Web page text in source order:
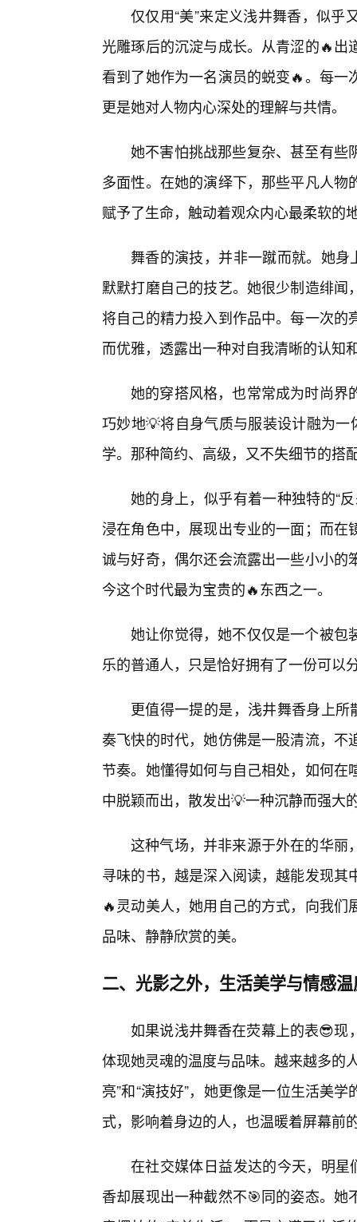
仅仅用“美”来定义浅井舞香，似
光雕琢后的沉淀与成长。从青涩的🔥
看到了她作为一名演员的蜕变🔥。每
更是她对人物内心深处的理解与共情。
她不害怕挑战那些复杂、甚至有些
多面性。在她的演绎下，那些平凡人
赋予了生命，触动着观众内心最柔软的
舞香的演技，并非一蹴而就。她身
默默打磨自己的技艺。她很少制造绯
将自己的精力投入到作品中。每一次
而优雅，透露出一种对自我清晰的认知
她的穿搭风格，也常常成为时尚界
巧妙地💡将自身气质与服装设计融为
学。那种简约、高级，又不失细节的搭
她的身上，似乎有着一种独特的“
浸在角色中，展现出专业的一面；而
诚与好奇，偶尔还会流露出一些小小
今这个时代最为宝贵的🔥东西之一。
她让你觉得，她不仅仅是一个被包
乐的普通人，只是恰好拥有了一份可以
更值得一提的是，浅井舞香身上所
奏飞快的时代，她仿佛是一股清流，
节奏。她懂得如何与自己相处，如何
中脱颖而出，散发出💡一种沉静而强大
这种气场，并非来源于外在的华丽
寻味的书，越是深入阅读，越能发现
🔥灵动美人，她用自己的方式，向我
品味、静静欣赏的美。
二、光影之外，生活美学与情感
如果说浅井舞香在荧幕上的表😎现
体现她灵魂的温度与品味。越来越多的
亮”和“演技好”，她更像是一位生活美
式，影响着身边的人，也温暖着屏幕前
在社交媒体日益发达的今天，明星
香却展现出一种截然不🎯同的姿态。